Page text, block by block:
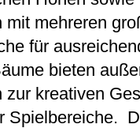
mit mehreren
für
bieten
zur kreativen
Spielbereiche.